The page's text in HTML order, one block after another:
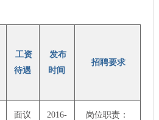
工资
待遇
发布
时间
招聘要求
面议
2016-
岗位职责：